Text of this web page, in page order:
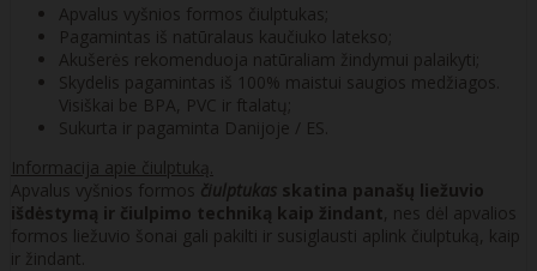
Apvalus vyšnios formos čiulptukas;
Pagamintas iš natūralaus kaučiuko latekso;
Akušerės rekomenduoja natūraliam žindymui palaikyti;
Skydelis pagamintas iš 100% maistui saugios medžiagos.
Visiškai be BPA, PVC ir ftalatų;
Sukurta ir pagaminta Danijoje / ES.
Informacija apie čiulptuką.
Apvalus vyšnios formos čiulptukas skatina panašų liežuvio
išdėstymą ir čiulpimo techniką kaip žindant, nes dėl apvalios
formos liežuvio šonai gali pakilti ir susiglausti aplink čiulptuką, kaip
ir žindant.